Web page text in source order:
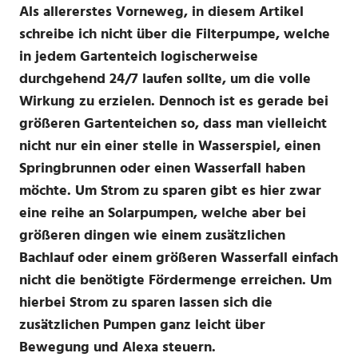
Als allererstes Vorneweg, in diesem Artikel
schreibe ich nicht über die Filterpumpe, welche
in jedem Gartenteich logischerweise
durchgehend 24/7 laufen sollte, um die volle
Wirkung zu erzielen. Dennoch ist es gerade bei
größeren Gartenteichen so, dass man vielleicht
nicht nur ein einer stelle in Wasserspiel, einen
Springbrunnen oder einen Wasserfall haben
möchte. Um Strom zu sparen gibt es hier zwar
eine reihe an Solarpumpen, welche aber bei
größeren dingen wie einem zusätzlichen
Bachlauf oder einem größeren Wasserfall einfach
nicht die benötigte Fördermenge erreichen. Um
hierbei Strom zu sparen lassen sich die
zusätzlichen Pumpen ganz leicht über
Bewegung und Alexa steuern.